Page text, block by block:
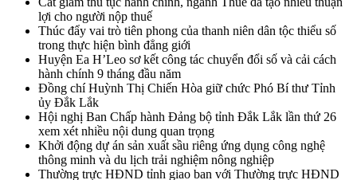
lợi cho người nộp thuế
Thúc đẩy vai trò tiên phong của thanh niên dân tộc thiểu số
trong thực hiện bình đẳng giới
Huyện Ea H’Leo sơ kết công tác chuyển đổi số và cải cách
hành chính 9 tháng đầu năm
Đồng chí Huỳnh Thị Chiến Hòa giữ chức Phó Bí thư Tỉnh
ủy Đắk Lắk
Hội nghị Ban Chấp hành Đảng bộ tỉnh Đắk Lắk lần thứ 26
xem xét nhiều nội dung quan trọng
Khởi động dự án sản xuất sầu riêng ứng dụng công nghệ
thông minh và du lịch trải nghiệm nông nghiệp
Thường trực HĐND tỉnh giao ban với Thường trực HĐND